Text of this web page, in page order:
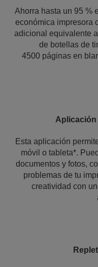
Ahorra hasta un 95 %
económica impresora
adicional equivalente
de botellas de
4500 páginas en
Aplicación
Esta aplicación
móvil o tableta*.
documentos y fotos,
problemas de tu
creatividad con